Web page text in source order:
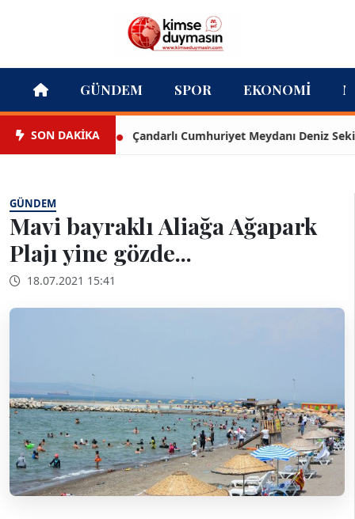
GÜNDEM SPOR EKONOMI
SON DAKİKA Çandarlı Cumhuriyet Meydanı Deniz Seki ile
GÜNDEM
Mavi bayraklı Aliağa Ağapark
Plajı yine gözde...
18.07.2021 15:41